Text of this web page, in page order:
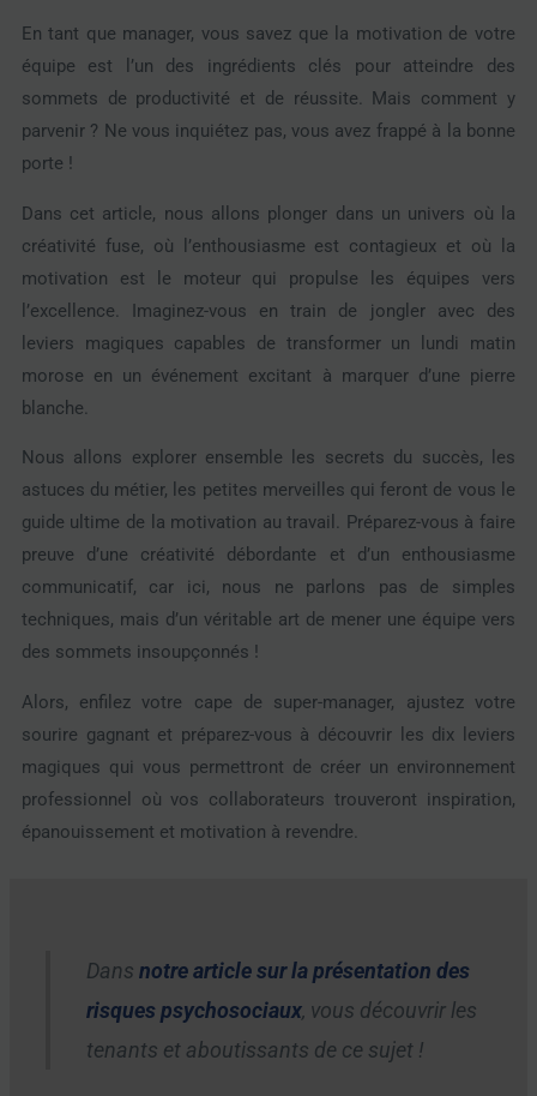
En tant que manager, vous savez que la motivation de votre
équipe est l’un des ingrédients clés pour atteindre des
sommets de productivité et de réussite. Mais comment y
parvenir ? Ne vous inquiétez pas, vous avez frappé à la bonne
porte !
Dans cet article, nous allons plonger dans un univers où la
créativité fuse, où l’enthousiasme est contagieux et où la
motivation est le moteur qui propulse les équipes vers
l’excellence. Imaginez-vous en train de jongler avec des
leviers magiques capables de transformer un lundi matin
morose en un événement excitant à marquer d’une pierre
blanche.
Nous allons explorer ensemble les secrets du succès, les
astuces du métier, les petites merveilles qui feront de vous le
guide ultime de la motivation au travail. Préparez-vous à faire
preuve d’une créativité débordante et d’un enthousiasme
communicatif, car ici, nous ne parlons pas de simples
techniques, mais d’un véritable art de mener une équipe vers
des sommets insoupçonnés !
Alors, enfilez votre cape de super-manager, ajustez votre
sourire gagnant et préparez-vous à découvrir les dix leviers
magiques qui vous permettront de créer un environnement
professionnel où vos collaborateurs trouveront inspiration,
épanouissement et motivation à revendre.
Dans notre article sur la présentation des
risques psychosociaux, vous découvrir les
tenants et aboutissants de ce sujet !